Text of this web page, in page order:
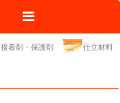
接着剤・保護剤 仕立材料